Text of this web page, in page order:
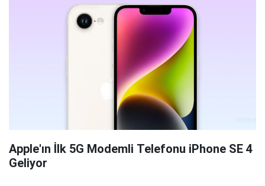
Apple'ın İlk 5G Modemli Telefonu iPhone SE 4
Geliyor